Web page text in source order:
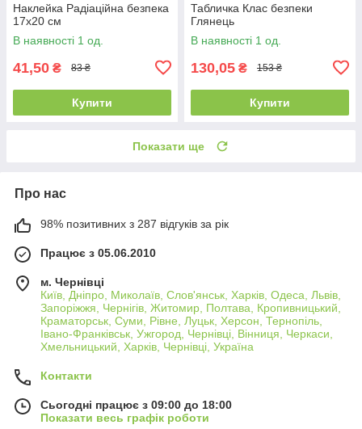
Наклейка Радіаційна безпека
17х20 см
В наявності 1 од.
41,50 ₴ 83 ₴
Купити
Табличка Клас безпеки
Глянець
В наявності 1 од.
130,05 ₴ 153 ₴
Купити
Показати ще
Про нас
98% позитивних з 287 відгуків за рік
Працює з 05.06.2010
м. Чернівці
Київ, Дніпро, Миколаїв, Слов'янськ, Харків, Одеса, Львів,
Запоріжжя, Чернігів, Житомир, Полтава, Кропивницький,
Краматорськ, Суми, Рівне, Луцьк, Херсон, Тернопіль,
Івано-Франківськ, Ужгород, Чернівці, Вінниця, Черкаси,
Хмельницький, Харків, Чернівці, Україна
Контакти
Сьогодні працює з 09:00 до 18:00
Показати весь графік роботи